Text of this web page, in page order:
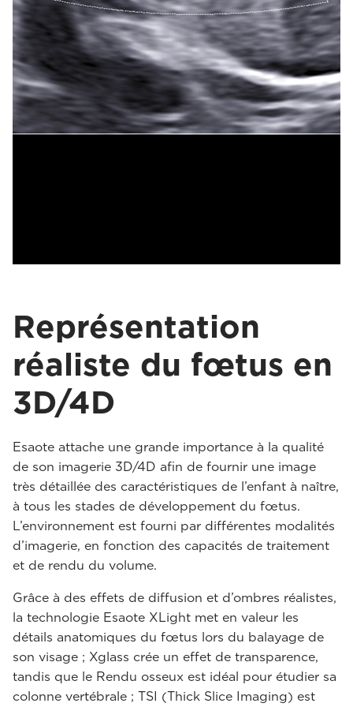
Représentation
réaliste du fœtus en
3D/4D
Esaote attache une grande importance à la qualité
de son imagerie 3D/4D afin de fournir une image
très détaillée des caractéristiques de l’enfant à naître,
à tous les stades de développement du fœtus.
L’environnement est fourni par différentes modalités
d’imagerie, en fonction des capacités de traitement
et de rendu du volume.
Grâce à des effets de diffusion et d’ombres réalistes,
la technologie Esaote XLight met en valeur les
détails anatomiques du fœtus lors du balayage de
son visage ; Xglass crée un effet de transparence,
tandis que le Rendu osseux est idéal pour étudier sa
colonne vertébrale ; TSI (Thick Slice Imaging) est